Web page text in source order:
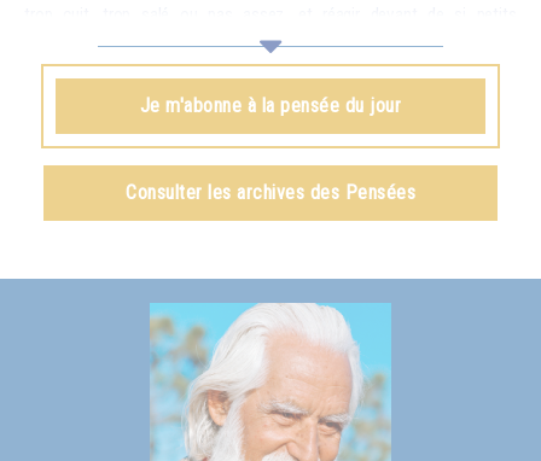
inconvénients comme si c'étaient des catastrophes, cela finit par vous
rendre stupide. Mettez donc en balance ces détails avec toutes les
richesses que vous apporte la vie. Quand vous vous apercevrez que,
pour de petites contrariétés, vous êtes prêt à oublier combien il y a de
choses belles et bonnes dans le monde et à troubler la vie de votre
Omraam Mikhaël Aïvanhov
Je m'abonne à la pensée du jour
Consulter les archives des Pensées